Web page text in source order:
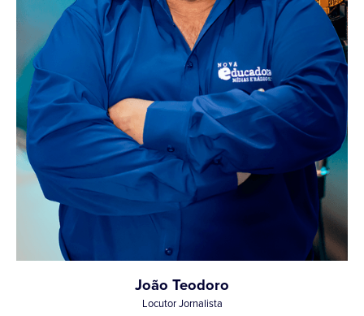
João Teodoro
Locutor Jornalista